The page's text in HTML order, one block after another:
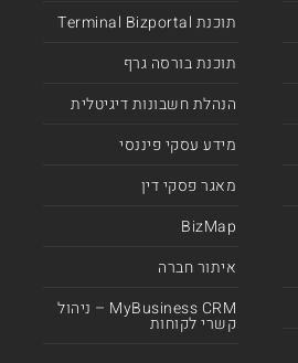
תוכנת Terminal Bizportal
תוכנת בורסה גרף
הנהלת חשבונות דיגיטלית
מידע עסקי פיננסי
מאגר פסקי דין
BizMap
איתור חברה
MyBusiness CRM – ניהול
קשרי לקוחות